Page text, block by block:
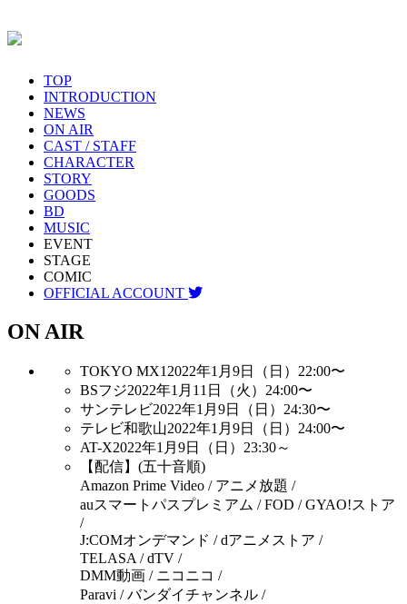
TOP
INTRODUCTION
NEWS
ON AIR
CAST / STAFF
CHARACTER
STORY
GOODS
BD
MUSIC
EVENT
STAGE
COMIC
OFFICIAL ACCOUNT
ON AIR
TOKYO MX1 2022年1月9日（日）22:00〜
BSフジ2022年1月11日（火）24:00〜
サンテレビ2022年1月9日（日）24:30〜
テレビ和歌山2022年1月9日（日）24:00〜
AT-X2022年1月9日（日）23:30～
【配信】(五十音順)
Amazon Prime Video / アニメ放題 /
auスマートパスプレミアム / FOD / GYAO!ストア
/
J:COMオンデマンド / dアニメストア /
TELASA / dTV /
DMM動画 / ニコニコ /
Paravi / バンダイチャンネル /